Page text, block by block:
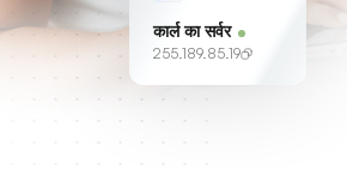
कार्ल का सर्वर
255.189.85.19